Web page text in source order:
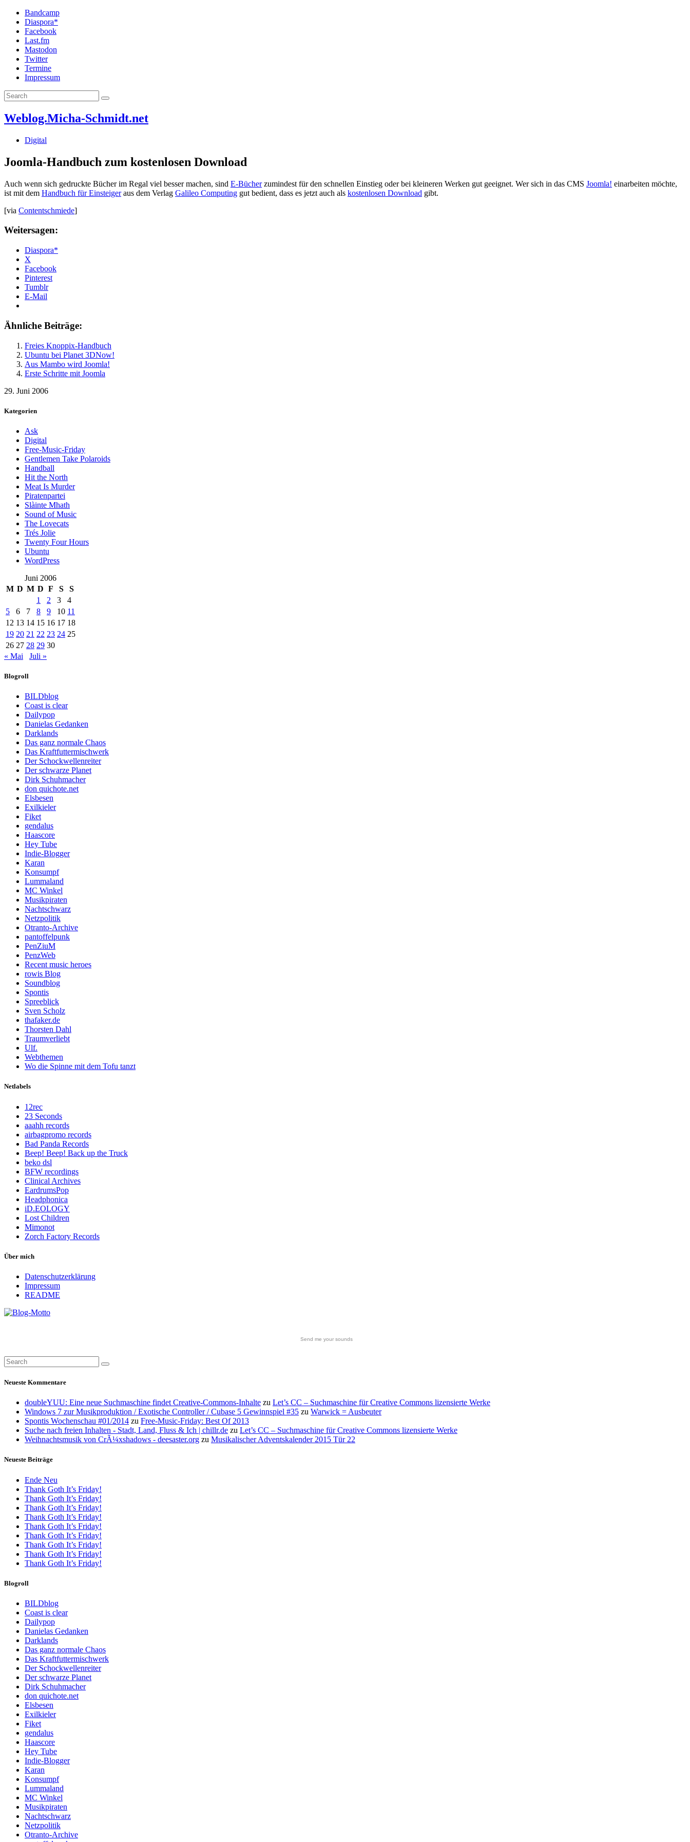
Bandcamp
Diaspora*
Facebook
Last.fm
Mastodon
Twitter
Termine
Impressum
Weblog.Micha-Schmidt.net
Digital
Joomla-Handbuch zum kostenlosen Download
Auch wenn sich gedruckte Bücher im Regal viel besser machen, sind E-Bücherzumindest für den schnellen Einstieg oder bei kleineren Werken gut geeignet. Wer sich in das CMS Joomla! einarbeiten möchte,
ist mit dem Handbuch für Einsteigeraus dem Verlag Galileo Computing gut bedient, dass es jetzt auch als kostenlosen Download gibt.
[via Contentschmiede]
Weitersagen:
Diaspora*
X
Facebook
Pinterest
Tumblr
E-Mail
Ähnliche Beiträge:
Freies Knoppix-Handbuch
Ubuntu bei Planet 3DNow!
Aus Mambo wird Joomla!
Erste Schritte mit Joomla
29. Juni 2006
Kategorien
Ask
Digital
Free-Music-Friday
Gentlemen Take Polaroids
Handball
Hit the North
Meat Is Murder
Piratenpartei
Slàinte Mhath
Sound of Music
The Lovecats
Trés Jolie
Twenty Four Hours
Ubuntu
WordPress
Juni 2006
M D M D F S
S
1
2 3
4
5
6 7 8 9 10 11
12 13 14 15 16 17 18
19 20 21 22 23 24 25
26 27 28 29 30
« Mai
Juli »
Blogroll
BILDblog
Coast is clear
Dailypop
Danielas Gedanken
Darklands
Das ganz normale Chaos
Das Kraftfuttermischwerk
Der Schockwellenreiter
Der schwarze Planet
Dirk Schuhmacher
don quichote.net
Elsbesen
Exilkieler
Fiket
gendalus
Haascore
Hey Tube
Indie-Blogger
Karan
Konsumpf
Lummaland
MC Winkel
Musikpiraten
Nachtschwarz
Netzpolitik
Otranto-Archive
pantoffelpunk
PenZiuM
PenzWeb
Recent music heroes
rowis Blog
Soundblog
Spontis
Spreeblick
Sven Scholz
thafaker.de
Thorsten Dahl
Traumverliebt
Ulf.
Webthemen
Wo die Spinne mit dem Tofu tanzt
Netlabels
12rec
23 Seconds
aaahh records
airbagpromo records
Bad Panda Records
Beep! Beep! Back up the Truck
beko dsl
BFW recordings
Clinical Archives
EardrumsPop
Headphonica
iD.EOLOGY
Lost Children
Mimonot
Zorch Factory Records
Über mich
Datenschutzerklärung
Impressum
README
Send me your sounds
Neueste Kommentare
doubleYUU: Eine neue Suchmaschine findet Creative-Commons-Inhalte zu Let’s CC – Suchmaschine für Creative Commons lizensierte Werke
Windows 7 zur Musikproduktion / Exotische Controller / Cubase 5 Gewinnspiel #35 zu Warwick = Ausbeuter
Spontis Wochenschau #01/2014 zu Free-Music-Friday: Best Of 2013
Suche nach freien Inhalten - Stadt, Land, Fluss & Ich | chillr.de zu Let’s CC – Suchmaschine für Creative Commons lizensierte Werke
Weihnachtsmusik von CrÃ¼xshadows - deesaster.org zu Musikalischer Adventskalender 2015 Tür 22
Neueste Beiträge
Ende Neu
Thank Goth It’s Friday!
Thank Goth It’s Friday!
Thank Goth It’s Friday!
Thank Goth It’s Friday!
Thank Goth It’s Friday!
Thank Goth It’s Friday!
Thank Goth It’s Friday!
Thank Goth It’s Friday!
Thank Goth It’s Friday!
Blogroll
BILDblog
Coast is clear
Dailypop
Danielas Gedanken
Darklands
Das ganz normale Chaos
Das Kraftfuttermischwerk
Der Schockwellenreiter
Der schwarze Planet
Dirk Schuhmacher
don quichote.net
Elsbesen
Exilkieler
Fiket
gendalus
Haascore
Hey Tube
Indie-Blogger
Karan
Konsumpf
Lummaland
MC Winkel
Musikpiraten
Nachtschwarz
Netzpolitik
Otranto-Archive